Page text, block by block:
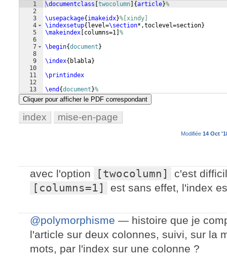
1
2
3
4
5
6
7
8
9
10
11
12
13
\documentclass twocolumn {article}%
\usepackage{ imakeidx}%[xindy]
\indexsetup{ level=\section*,toclevel=section}
\makeindex columns=1 %
\begin{document }
\index{ blabla}
\printindex
\end {document }%
Cliquer pour afficher le PDF correspondant
index mise-en-page
Modifiée 14 Oct
avec l'option [twocolumn] c'est
[columns=1] est sans effet, l'index
@polymorphisme — histoire que je
l'article sur deux colonnes, suivi, sur la
mots, par l'index sur une colonne ?